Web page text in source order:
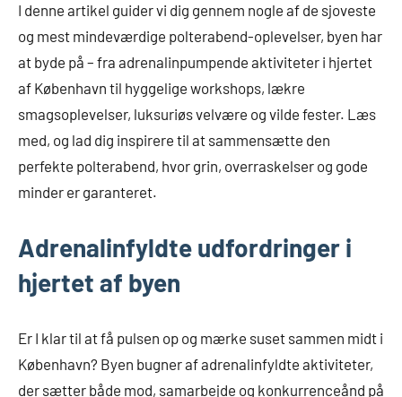
I denne artikel guider vi dig gennem nogle af de sjoveste
og mest mindeværdige polterabend-oplevelser, byen har
at byde på – fra adrenalinpumpende aktiviteter i hjertet
af København til hyggelige workshops, lækre
smagsoplevelser, luksuriøs velvære og vilde fester. Læs
med, og lad dig inspirere til at sammensætte den
perfekte polterabend, hvor grin, overraskelser og gode
minder er garanteret.
Adrenalinfyldte udfordringer i
hjertet af byen
Er I klar til at få pulsen op og mærke suset sammen midt i
København? Byen bugner af adrenalinfyldte aktiviteter,
der sætter både mod, samarbejde og konkurrenceånd på